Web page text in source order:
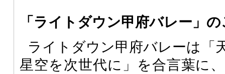
「ライトダウン甲府バレー」
ライトダウン甲府バレーは「
星空を次世代に」を合言葉に